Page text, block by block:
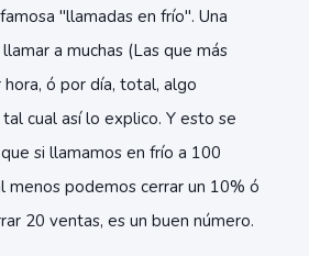
"llamadas en frío". Una
a muchas (Las que más
ó por día, total, algo
cual así lo explico. Y esto se
si llamamos en frío a 100
menos podemos cerrar un 10% ó
20 ventas, es un buen número.